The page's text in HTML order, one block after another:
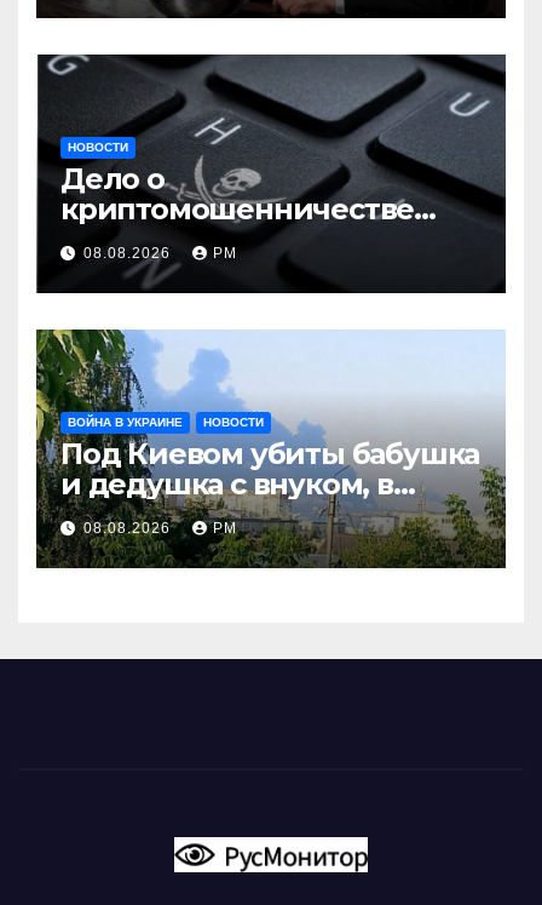
НОВОСТИ
Дело о
криптомошенничестве
оборачивают в содействие
терроризму
08.08.2026 РМ
ВОЙНА В УКРАИНЕ НОВОСТИ
Под Киевом убиты бабушка
и дедушка с внуком, в
Поволжье и на Кубани
вновь горят НПЗ
08.08.2026 РМ